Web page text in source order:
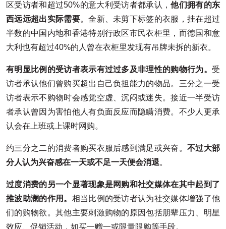
区受访者和超过50%的意大利受访者都承认，他们拥有的东
西远远超出实际需要。全新、未剪下标签的衣服，挂在超过
半数的中国内地和香港特别行政区市民衣柜里，而德国和意
大利也有超过40%的人曾在衣柜里发现有吊牌未拆的新衣。
有明显比例的受访者表示有过过多及非理性的购物行为。 受
访者承认他们曾购买超出自己负担能力的物品。三分之一受
访者表示不购物时会感觉空虚、沉闷或迷失。接近一半受访
者承认曾因为害怕他人有负面反应而隐瞒消费。不少人更承
认会在上班或上课时网购。
约三分之二的消费者购买衣服后感到满足或兴奋。不过大部
分人认为兴奋感在一天或不足一天便会消退。
过度消费的另一个显著现象是网购和社交媒体在其中起到了
推波助澜的作用。 相当比例的受访者认为社交媒体增强了他
们的购物欲。其他主要刺激购物的原因包括朋辈压力、明星
效应、促销活动，如买一赠一或限量限购等手段。